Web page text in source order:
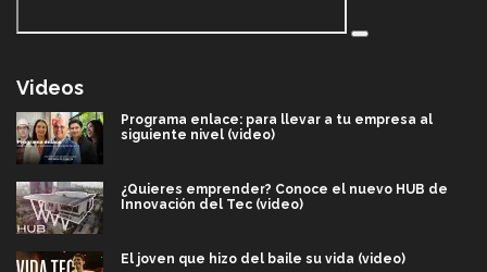
Videos
Programa enlace: para llevar a tu empresa al
siguiente nivel (video)
¿Quieres emprender? Conoce el nuevo HUB de
Innovación del Tec (video)
El joven que hizo del baile su vida (video)